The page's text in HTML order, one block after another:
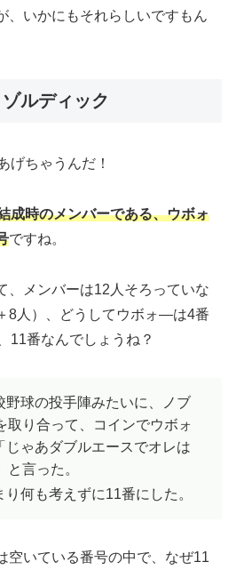
、いかにもそれらしいですもん
ルディック
げちゃうんだ！
成時のメンバーである、ウボォ
ですね。
、メンバーは12人そろっていな
8人）、どうしてウボォ―は4番
11番なんでしょうね？
野球の投手陣みたいに、ノブ
取り合って、コインでウボォ
ゃあダブルエースでオレは
と言った。
何も考えずに11番にした。
空いている番号の中で、なぜ11